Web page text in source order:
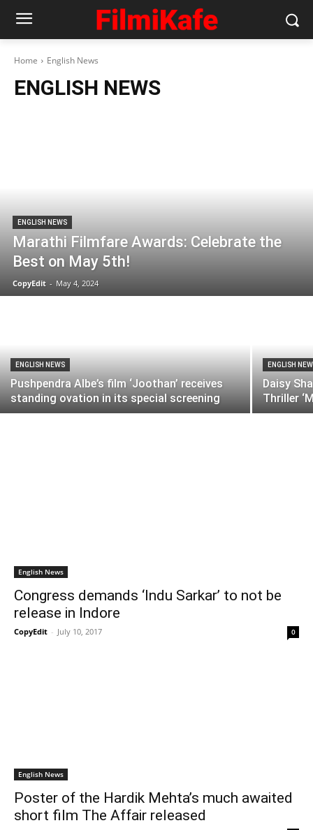
Home English News
ENGLISH NEWS
ENGLISH NEWS
Marathi Filmfare Awards: Celebrate the
Best on May 5th!
CopyEdit - May 4, 2024
ENGLISH NEWS
Pushpendra Albe’s film ‘Joothan’ receives
standing ovation in its special screening
ENGLISH
Daisy
Thriller
English News
Congress demands ‘Indu Sarkar’ to not be
release in Indore
CopyEdit - July 10, 2017 0
English News
Poster of the Hardik Mehta’s much awaited
short film The Affair released